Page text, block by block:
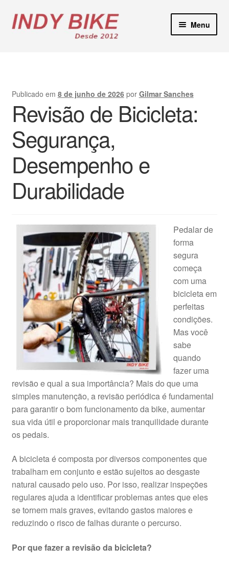
Pular
para
Pular
para
Menu
Lojas Físicas
Manutenção E-Bikes
Locação de Bicicletas
Contato
Publicado em 8 de junho de 2026 por Gilmar Sanches
Revisão de Bicicleta:
Segurança,
Desempenho e
Durabilidade
Pedalar de
forma
segura
começa
com uma
bicicleta em
perfeitas
condições.
Mas você
sabe
quando
fazer uma
revisão e qual a sua importância? Mais do que uma
simples manutenção, a revisão periódica é fundamental
para garantir o bom funcionamento da bike, aumentar
sua vida útil e proporcionar mais tranquilidade durante
os pedais.
A bicicleta é composta por diversos componentes que
trabalham em conjunto e estão sujeitos ao desgaste
natural causado pelo uso. Por isso, realizar inspeções
regulares ajuda a identificar problemas antes que eles
se tornem mais graves, evitando gastos maiores e
reduzindo o risco de falhas durante o percurso.
Por que fazer a revisão da bicicleta?